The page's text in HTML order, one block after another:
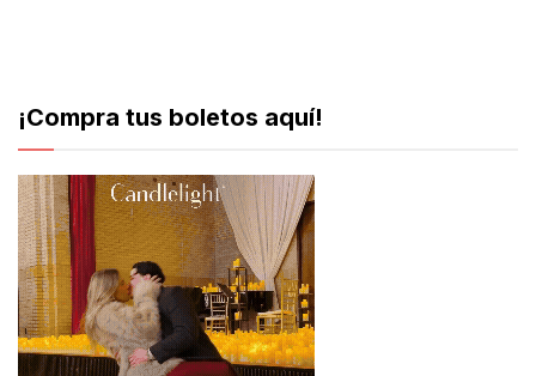
¡Compra tus boletos aquí!